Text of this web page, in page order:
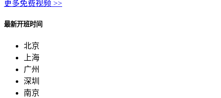
更多免费视频 >>
最新开班时间
北京
上海
广州
深圳
南京